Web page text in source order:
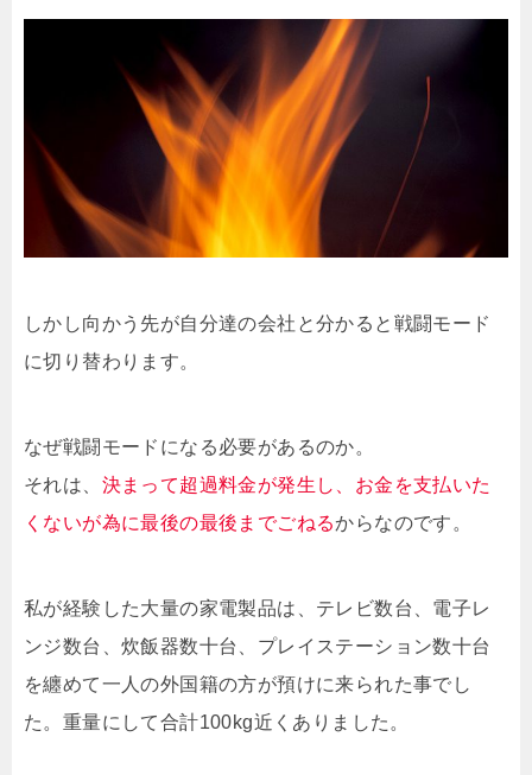
しかし向かう先が自分達の会社と分かると戦闘モード
に切り替わります。
なぜ戦闘モードになる必要があるのか。
それは、 決まって超過料金が発生し、お金を支払いた
くないが為に最後の最後までごねるからなのです。
私が経験した大量の家電製品は、テレビ数台、電子レ
ンジ数台、炊飯器数十台、プレイステーション数十台
を纏めて一人の外国籍の方が預けに来られた事でし
た。重量にして合計100kg近くありました。